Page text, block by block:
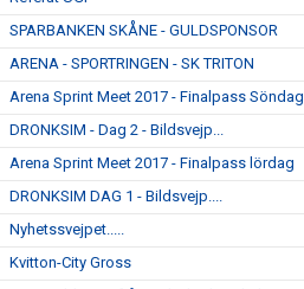
SPARBANKEN SKÅNE - GULDSPONSOR
ARENA - SPORTRINGEN - SK TRITON
Arena Sprint Meet 2017 - Finalpass Söndag
DRONKSIM - Dag 2 - Bildsvejp...
Arena Sprint Meet 2017 - Finalpass lördag
DRONKSIM DAG 1 - Bildsvejp....
Nyhetssvejpet.....
Kvitton-City Gross